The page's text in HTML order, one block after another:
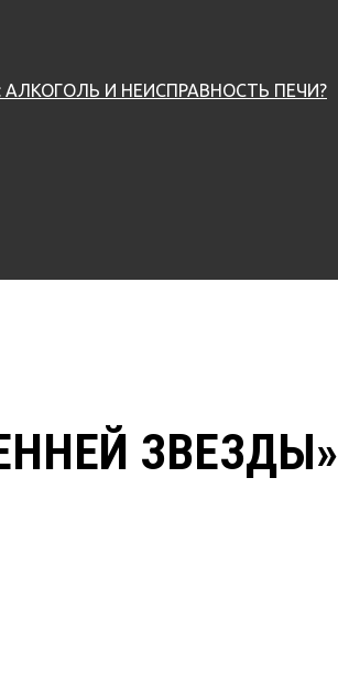
И НЕИСПРАВНОСТЬ ПЕЧИ?
ЗВЕЗДЫ»